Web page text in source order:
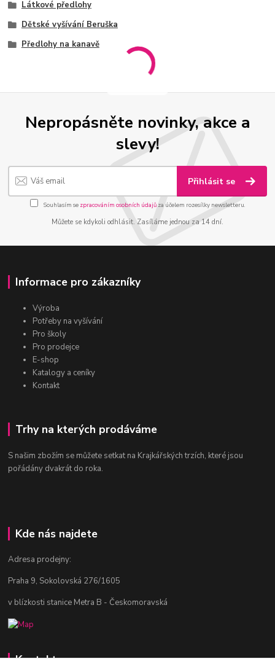
Látkové předlohy
Dětské vyšívání Beruška
Předlohy na kanavě
Nepropásněte novinky, akce a
slevy!
Přihlásit se
Souhlasím se zpracováním osobních údajůza účelem rozesílky newsletteru.
Můžete se kdykoli odhlásit. Zasíláme jednou za 14 dní.
Informace pro zákazníky
Výroba
Potřeby na vyšívání
Pro školy
Pro prodejce
E-shop
Katalogy a ceníky
Kontakt
Trhy na kterých prodáváme
S našim zbožím se můžete setkat na Krajkářských trzích, které jsou
pořádány dvakrát do roka.
Kde nás najdete
Adresa prodejny:
Praha 9, Sokolovská 276/1605
v blízkosti stanice Metra B - Českomoravská
Kontakty